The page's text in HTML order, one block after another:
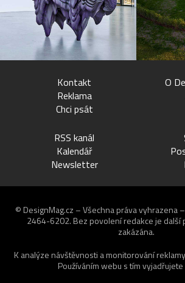
Kontakt
Reklama
Chci psát
O
RSS kanál
Kalendář
Newsletter
© DesignMag.cz – Všechna práva vyhrazena
2464-6202. Bez povolení redakce je další
zakázána.
K analýze návštěvnosti a monitorování
Používáním webu s tím